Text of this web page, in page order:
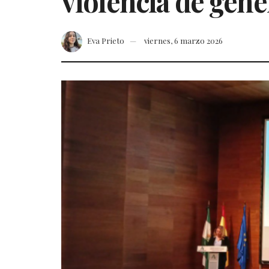
Eva Prieto viernes, 6 marzo 2026